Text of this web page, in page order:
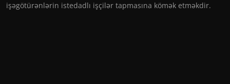
işəgötürənlərin istedadlı işçilər tapmasına kömək etməkdir.